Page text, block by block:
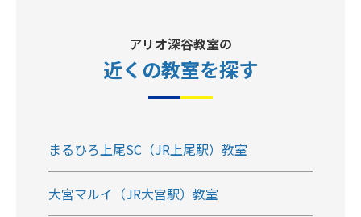
アリオ深谷教室の
近くの教室を探す
まるひろ上尾SC（JR上尾駅）教室
大宮マルイ（JR大宮駅）教室